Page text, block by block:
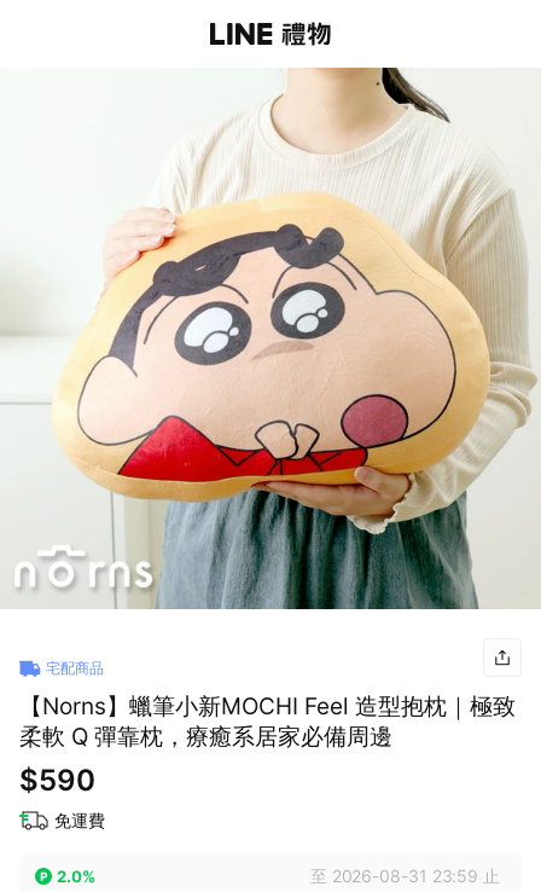
宅配商品
【Norns】蠟筆小新MOCHI Feel 造型抱枕｜極致
柔軟 Q 彈靠枕，療癒系居家必備周邊
$590
免運費
2.0% 至 2026-08-31 23:59 止